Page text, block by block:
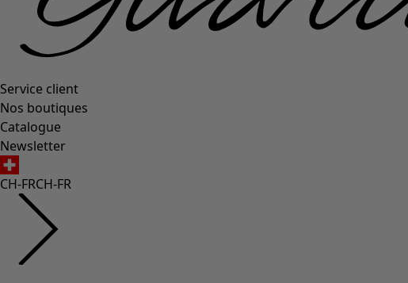
Service client
Nos boutiques
Catalogue
Newsletter
CH-FRCH-FR